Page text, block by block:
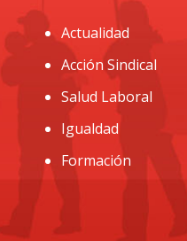
Actualidad
Acción Sindical
Salud Laboral
Igualdad
Formación